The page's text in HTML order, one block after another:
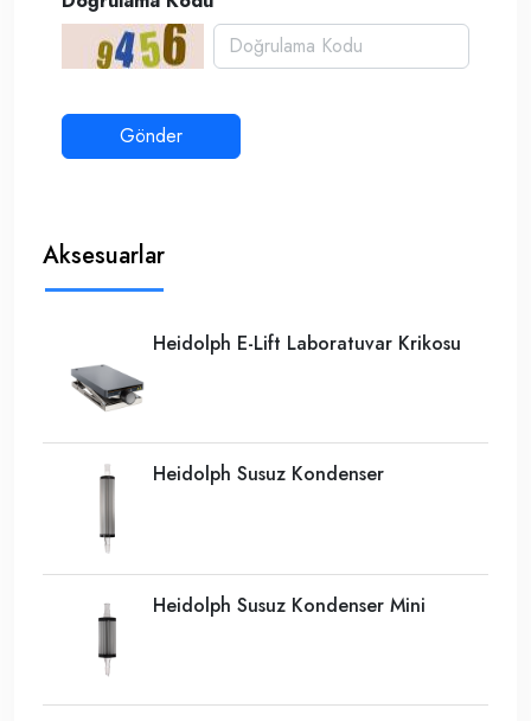
Aksesuarlar
Heidolph E-Lift Laboratuvar Krikosu
Heidolph Susuz Kondenser
Heidolph Susuz Kondenser Mini